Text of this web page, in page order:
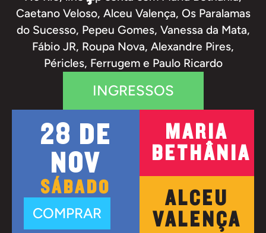
Caetano Veloso, Alceu Valença, Os Paralamas
do Sucesso, Pepeu Gomes, Vanessa da Mata,
Fábio JR, Roupa Nova, Alexandre Pires,
Péricles, Ferrugem e Paulo Ricardo
INGRESSOS
28 DE
NOV
SÁBADO
COMPRAR
MARIA
BETHÂNIA
ALCEU
VALENÇA